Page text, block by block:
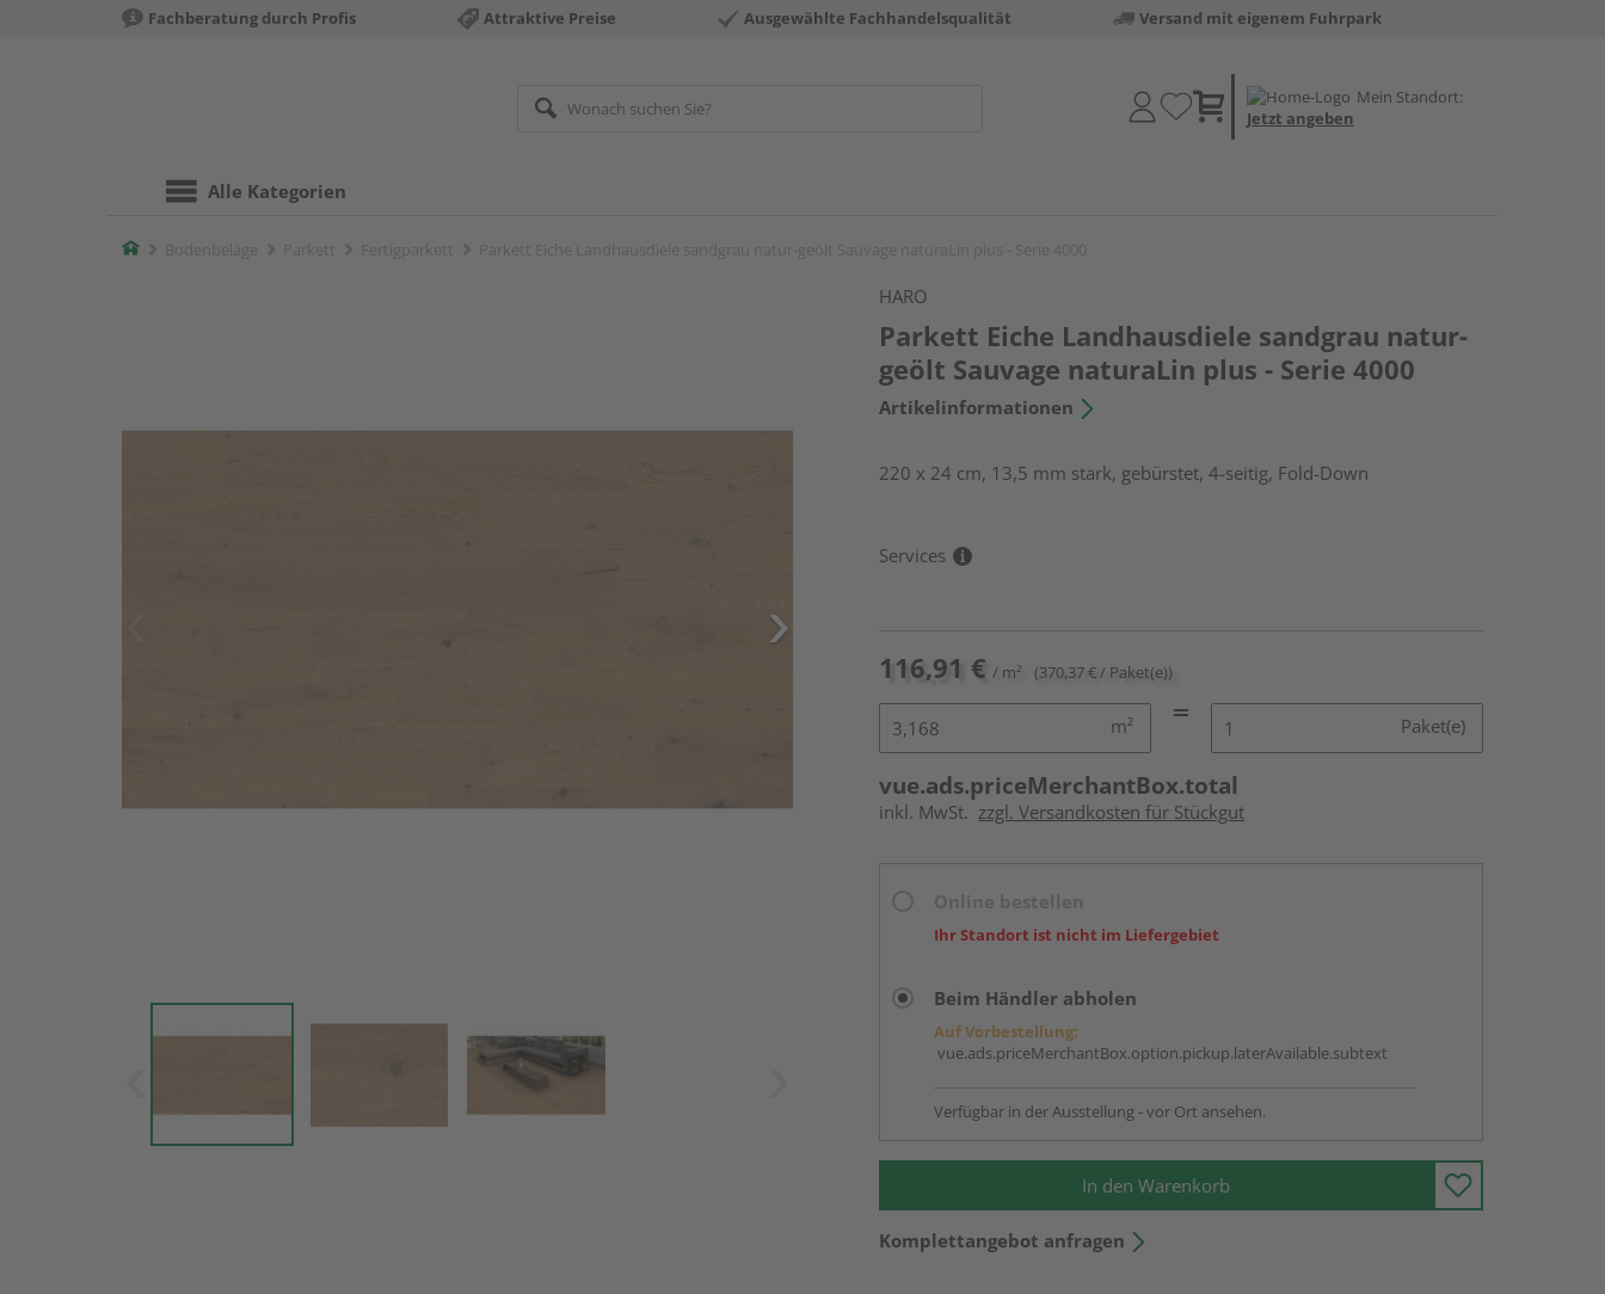
Fachberatung durch Profis Attraktive Preise Ausgewählte Fachhandelsqualität Versand mit eigenem Fuhrpark
Mein Standort:
Jetzt angeben
Alle Kategorien
Home
HARO
Parkett Eiche Landhausdiele sandgrau natur-
geölt Sauvage naturaLin plus - Serie 4000
Artikelinformationen
220 x 24 cm, 13,5 mm stark, gebürstet, 4-seitig, Fold-Down
Services
116,91 € / m² (370,37 € / Paket(e))
m² Paket(e)
vue.ads.priceMerchantBox.total
inkl. MwSt. zzgl. Versandkosten für Stückgut
Ihr Standort ist nicht im Liefergebiet
Beim Händler abholen
Auf Vorbestellung:
vue.ads.priceMerchantBox.option.pickup.laterAvailable.subtext
Verfügbar in der Ausstellung - vor Ort ansehen.
In den Warenkorb
Komplettangebot anfragen